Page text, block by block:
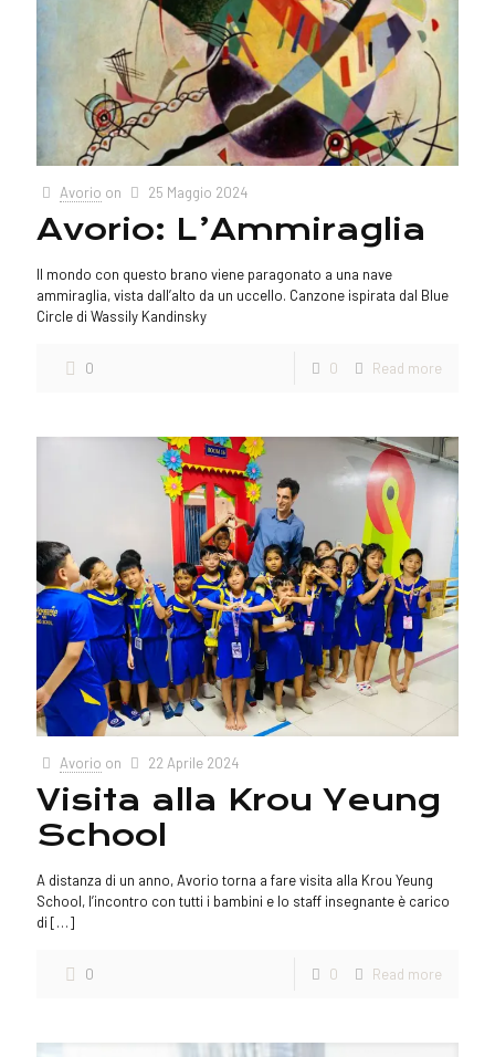
Avorio on 25 Maggio 2024
Avorio: L’Ammiraglia
Il mondo con questo brano viene paragonato a una nave
ammiraglia, vista dall’alto da un uccello. Canzone ispirata dal Blue
Circle di Wassily Kandinsky
0 0 Read more
Avorio on 22 Aprile 2024
Visita alla Krou Yeung
School
A distanza di un anno, Avorio torna a fare visita alla Krou Yeung
School, l’incontro con tutti i bambini e lo staff insegnante è carico
di […]
0 0 Read more